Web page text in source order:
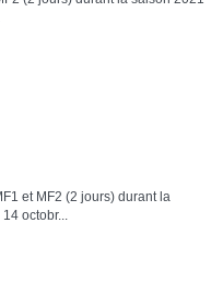
et MF2 (2 jours) durant la
octobr...